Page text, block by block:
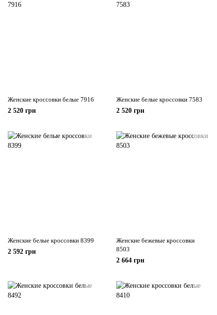
Женские кроссовки белые 7916
2 520 грн
Женские белые кроссовки 7583
2 520 грн
Женские белые кроссовки 8399
2 592 грн
Женские бежевые кроссовки
8503
2 664 грн